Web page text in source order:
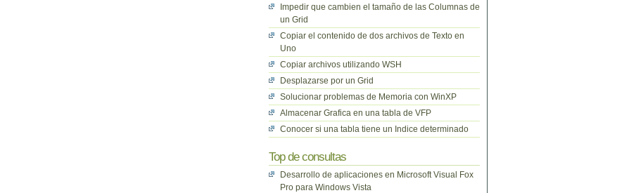
Impedir que cambien el tamaño de las Columnas de
un Grid
Copiar el contenido de dos archivos de Texto en
Uno
Copiar archivos utilizando WSH
Desplazarse por un Grid
Solucionar problemas de Memoria con WinXP
Almacenar Grafica en una tabla de VFP
Conocer si una tabla tiene un Indice determinado
Top de consultas
Desarrollo de aplicaciones en Microsoft Visual Fox
Pro para Windows Vista